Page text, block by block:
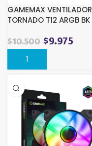
GAMEMAX VENTILADOR
TORNADO T12 ARGB BK
$10.500 $9.975